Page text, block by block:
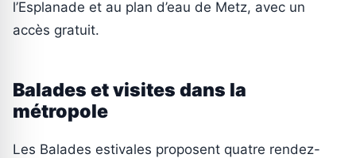
l’Esplanade et au plan d’eau de Metz, avec un
accès gratuit.
Balades et visites dans la
métropole
Les Balades estivales proposent quatre rendez-